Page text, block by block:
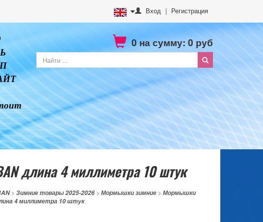
Вход | Регистрация
0на сумму: 0 руб
длина 4 миллиметра 10 штук
> Зимние товары 2025-2026> Мормышки зимние> Мормышки
4 миллиметра 10 штук